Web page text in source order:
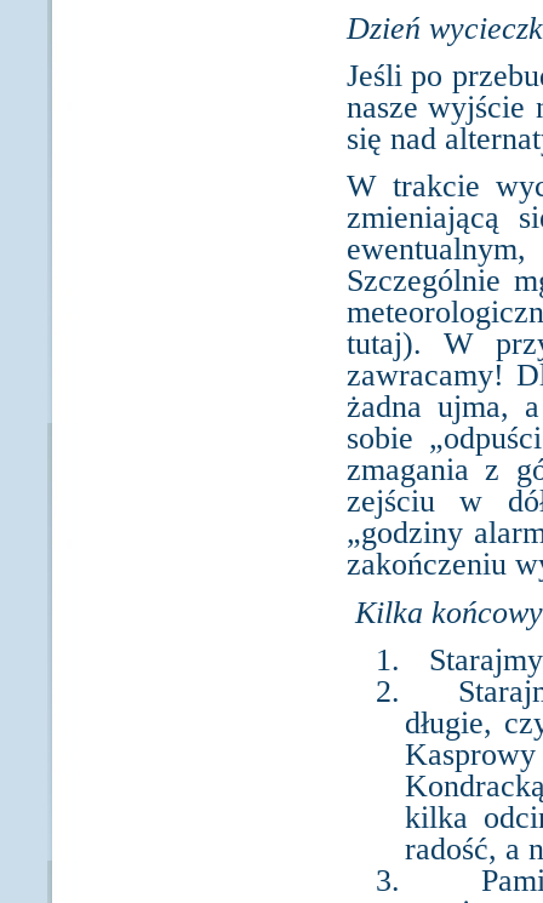
Dzień
Jeśli po
nasze wyjście
się nad
W trakcie
zmieniającą
Szczególnie
tutaj). W
zawracamy!
żadna ujma,
sobie
zmagania z
zejściu w
„godziny
zakończeniu
Kilka
1.
2.
długie,
kilka
radość, a
3.